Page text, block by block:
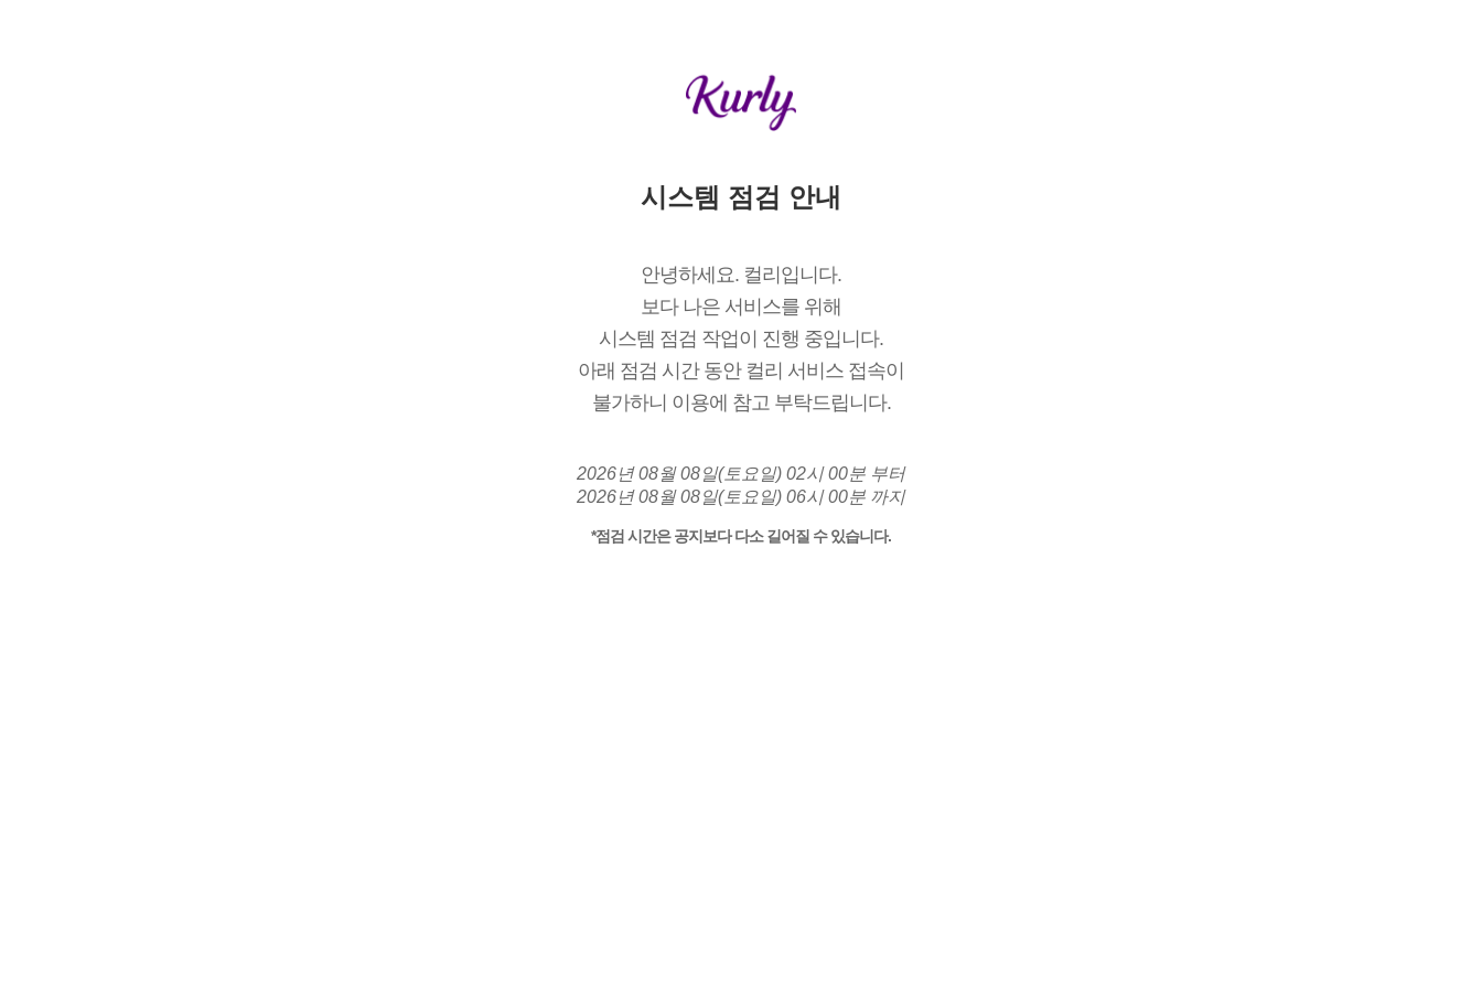
시스템 점검 안내
안녕하세요. 컬리입니다.
보다 나은 서비스를 위해
시스템 점검 작업이 진행 중입니다.
아래 점검 시간 동안 컬리 서비스 접속이
불가하니 이용에 참고 부탁드립니다.
2026년 08월 08일(토요일) 02시 00분 부터
2026년 08월 08일(토요일) 06시 00분 까지
*점검 시간은 공지보다 다소 길어질 수 있습니다.